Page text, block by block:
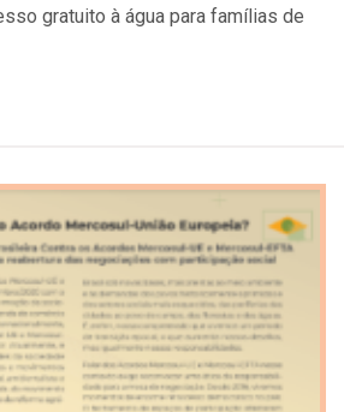
gratuito à água para famílias de